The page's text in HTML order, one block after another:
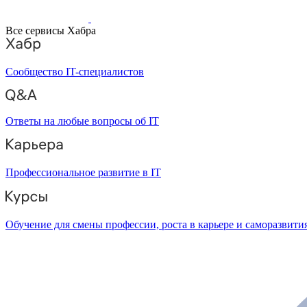
Все сервисы Хабра
Сообщество IT-специалистов
Ответы на любые вопросы об IT
Профессиональное развитие в IT
Обучение для смены профессии, роста в карьере и